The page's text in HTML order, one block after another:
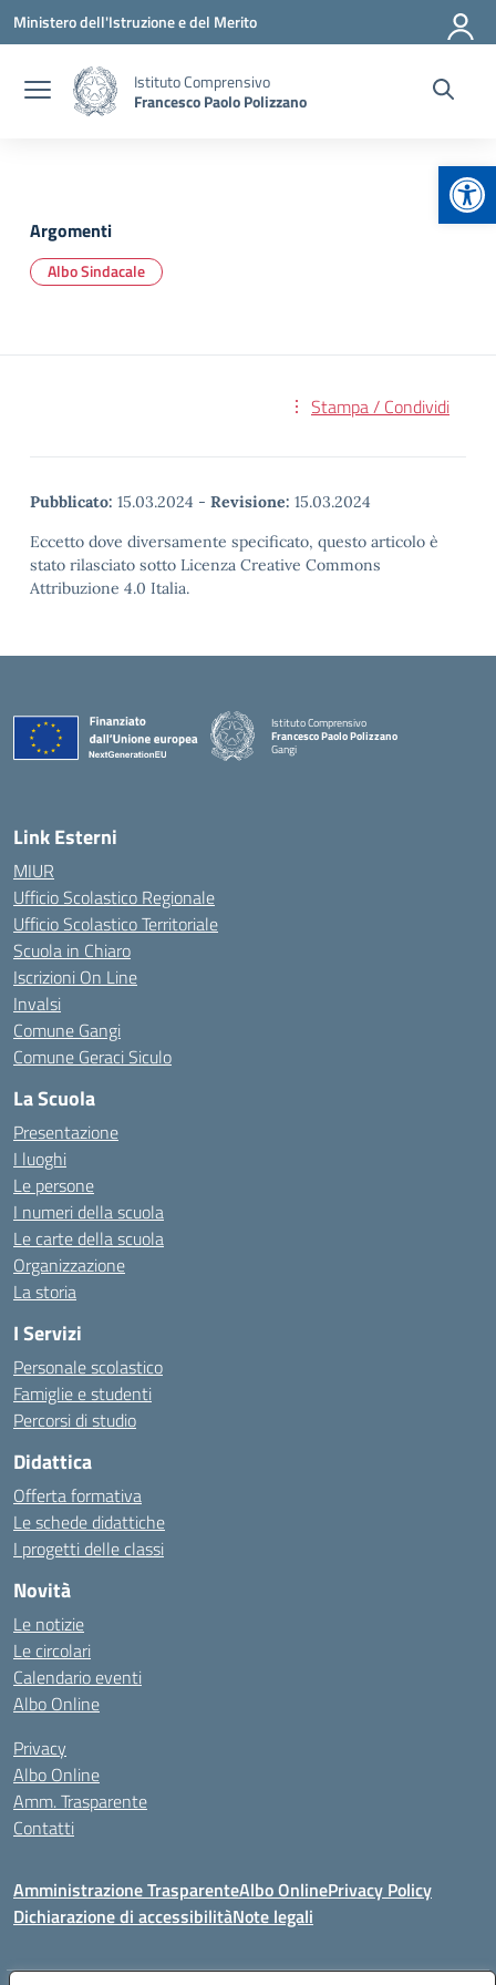
Vai ai contenuti
Vai al menu di navigazione
Vai al footer
Ministero dell'Istruzione e del Merito
Istituto Comprensivo
Francesco Paolo Polizzano
Argomenti
Albo Sindacale
Stampa / Condividi
Pubblicato: 15.03.2024 - Revisione: 15.03.2024
Eccetto dove diversamente specificato, questo articolo è
stato rilasciato sotto Licenza Creative Commons
Attribuzione 4.0 Italia.
Istituto Comprensivo
Francesco Paolo Polizzano
Gangi
— Visita la pagina iniziale della scuola
Link Esterni
MIUR
Ufficio Scolastico Regionale
Ufficio Scolastico Territoriale
Scuola in Chiaro
Iscrizioni On Line
Invalsi
Comune Gangi
Comune Geraci Siculo
La Scuola
Presentazione
I luoghi
Le persone
I numeri della scuola
Le carte della scuola
Organizzazione
La storia
I Servizi
Personale scolastico
Famiglie e studenti
Percorsi di studio
Didattica
Offerta formativa
Le schede didattiche
I progetti delle classi
Novità
Le notizie
Le circolari
Calendario eventi
Albo Online
Privacy
Albo Online
Amm. Trasparente
Contatti
Amministrazione TrasparenteAlbo OnlinePrivacy Policy
Dichiarazione di accessibilitàNote legali